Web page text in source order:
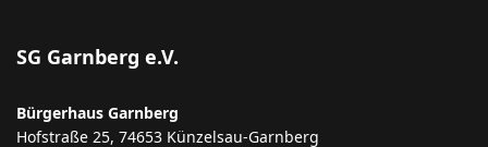
SG Garnberg e.V.
Bürgerhaus Garnberg
Hofstraße 25, 74653 Künzelsau-Garnberg